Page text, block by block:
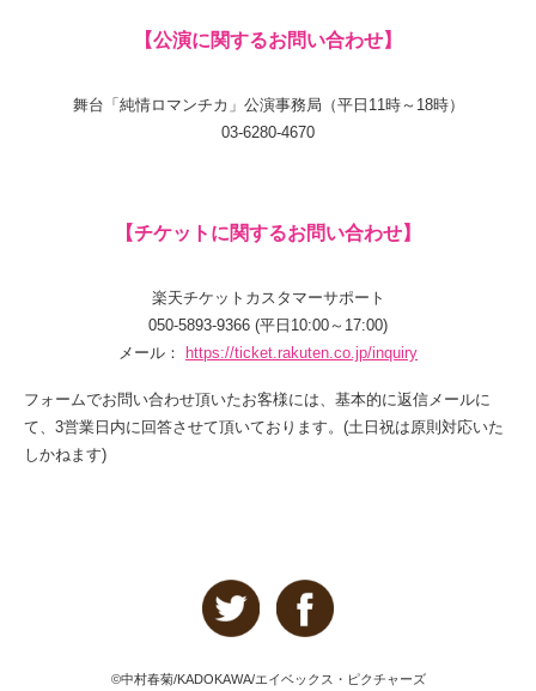
【公演に関するお問い合わせ】
舞台「純情ロマンチカ」公演事務局（平日11時～18時）
03-6280-4670
【チケットに関するお問い合わせ】
楽天チケットカスタマーサポート
050-5893-9366 (平日10:00～17:00)
メール：
https://ticket.rakuten.co.jp/inquiry
フォームでお問い合わせ頂いたお客様には、基本的に返信メールに
て、3営業日内に回答させて頂いております。(土日祝は原則対応いた
しかねます)
©中村春菊/KADOKAWA/エイベックス・ピクチャーズ